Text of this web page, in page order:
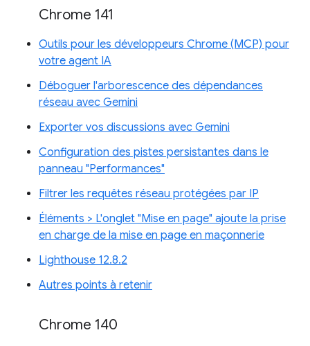
Chrome 141
Outils pour les développeurs Chrome (MCP) pour
votre agent IA
Déboguer l'arborescence des dépendances
réseau avec Gemini
Exporter vos discussions avec Gemini
Configuration des pistes persistantes dans le
panneau "Performances"
Filtrer les requêtes réseau protégées par IP
Éléments > L'onglet "Mise en page" ajoute la prise
en charge de la mise en page en maçonnerie
Lighthouse 12.8.2
Autres points à retenir
Chrome 140